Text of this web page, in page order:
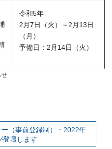
令和5年
2月7日（火）～2月13日
（月）
予備日：2月14日（火）
せ
（事前登録制）・2022年
登壇します